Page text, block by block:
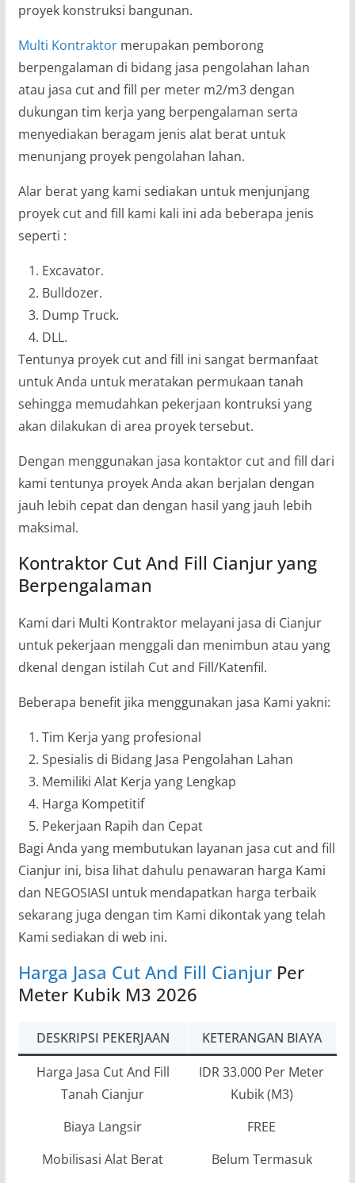
proyek konstruksi bangunan.
Multi Kontraktormerupakan pemborong
berpengalaman di bidang jasa pengolahan lahan
atau jasa cut and fill per meter m2/m3 dengan
dukungan tim kerja yang berpengalaman serta
menyediakan beragam jenis alat berat untuk
menunjang proyek pengolahan lahan.
Alar berat yang kami sediakan untuk menjunjang
proyek cut and fill kami kali ini ada beberapa jenis
seperti :
Excavator.
Bulldozer.
Dump Truck.
DLL.
Tentunya proyek cut and fill ini sangat bermanfaat
untuk Anda untuk meratakan permukaan tanah
sehingga memudahkan pekerjaan kontruksi yang
akan dilakukan di area proyek tersebut.
Dengan menggunakan jasa kontaktor cut and fill dari
kami tentunya proyek Anda akan berjalan dengan
jauh lebih cepat dan dengan hasil yang jauh lebih
maksimal.
Kontraktor Cut And Fill Cianjur yang
Berpengalaman
Kami dari Multi Kontraktor melayani jasa di Cianjur
untuk pekerjaan menggali dan menimbun atau yang
dkenal dengan istilah Cut and Fill/Katenfil.
Beberapa benefit jika menggunakan jasa Kami yakni:
Tim Kerja yang profesional
Spesialis di Bidang Jasa Pengolahan Lahan
Memiliki Alat Kerja yang Lengkap
Harga Kompetitif
Pekerjaan Rapih dan Cepat
Bagi Anda yang membutukan layanan jasa cut and fill
Cianjur ini, bisa lihat dahulu penawaran harga Kami
dan NEGOSIASI untuk mendapatkan harga terbaik
sekarang juga dengan tim Kami dikontak yang telah
Kami sediakan di web ini.
Harga Jasa Cut And Fill CianjurPer
Meter Kubik M3 2026
DESKRIPSI PEKERJAAN
KETERANGAN BIAYA
Harga Jasa Cut And Fill
Tanah Cianjur
IDR 33.000 Per Meter
Kubik (M3)
Biaya Langsir
FREE
Mobilisasi Alat Berat
Belum Termasuk